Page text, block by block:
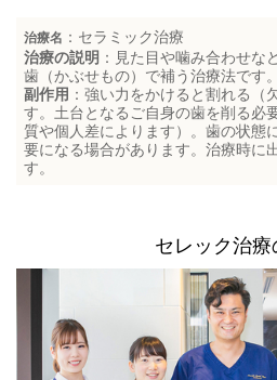
治療名 ：セラミック治療
治療の説明 ：見た目や噛み合わせな
歯（かぶせもの）で補う治療法です。
副作用 ：強い力をかけると割れる（
す。土台となるご自身の歯を削る必
質や個人差によります）。歯の状態
要になる場合があります。治療時に
す。
セレック治